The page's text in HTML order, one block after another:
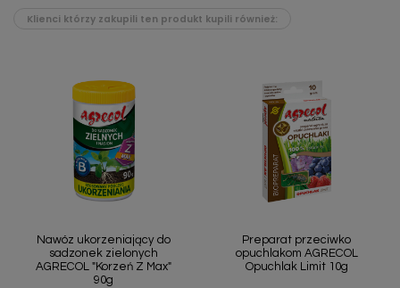
Klienci którzy zakupili ten produkt kupili również:
Nawóz ukorzeniający do
sadzonek zielonych
AGRECOL "Korzeń Z Max"
90g
Preparat przeciwko
opuchlakom AGRECOL
Opuchlak Limit 10g